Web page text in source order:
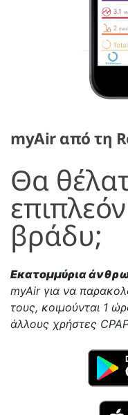
myAir από τη
Θα
βράδυ;
Εκατομμύρια
myAir για να
τους, κοιμούνται 1
άλλους χρήστες